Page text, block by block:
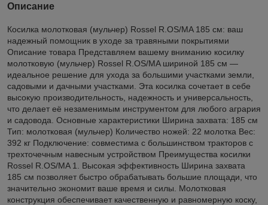
Описание
Косилка молотковая (мульчер) Rossel R.OS/MA 185 см: ваш
надежный помощник в уходе за травяными покрытиями
Описание товара Представляем вашему вниманию косилку
молотковую (мульчер) Rossel R.OS/MA шириной 185 см —
идеальное решение для ухода за большими участками земли,
садовыми и дачными участками. Эта косилка сочетает в себе
высокую производительность, надежность и универсальность,
что делает её незаменимым инструментом для любого агрария
и садовода. Основные характеристики Ширина захвата: 185 см
Тип: молотковая (мульчер) Количество ножей: 22 молотка Вес:
392 кг Подключение: совместима с большинством тракторов с
трехточечным навесным устройством Преимущества косилки
Rossel R.OS/MA 1. Высокая эффективность Ширина захвата
185 см позволяет быстро обрабатывать большие площади, что
значительно экономит ваше время и силы. Молотковая
конструкция обеспечивает качественную и равномерную коску,